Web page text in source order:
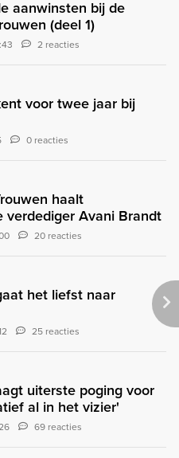
aanwinsten bij de
(deel 1)
2 reacties
voor twee jaar bij
0 reacties
haalt
verdediger Avani Brandt
20 reacties
het liefst naar
25 reacties
uiterste poging voor
al in het vizier'
69 reacties